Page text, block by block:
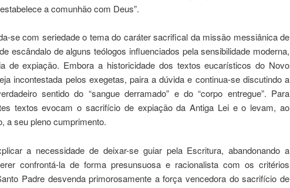
a comunhão com Deus”.
se com seriedade o tema do caráter sacrifical da missão messiânica de
escândalo de alguns teólogos influenciados pela sensibilidade moderna,
de expiação. Embora a historicidade dos textos eucarísticos do Novo
incontestada pelos exegetas, paira a dúvida e continua-se discutindo a
sentido do “sangue derramado” e do “corpo entregue”. Para
textos evocam o sacrifício de expiação da Antiga Lei e o levam, ao
a seu pleno cumprimento.
a necessidade de deixar-se guiar pela Escritura, abandonando a
confrontá-la de forma presunsuosa e racionalista com os critérios
Padre desvenda primorosamente a força vencedora do sacrifício de